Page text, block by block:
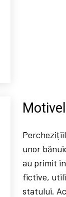
unor
au primit
fictive,
statului.